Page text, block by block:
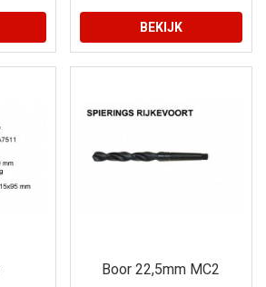
BEKIJK
Boor 22,5mm MC2